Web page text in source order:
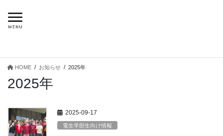
ン
ー
HOME お知らせ 2025年
2025年
2025-09-17
電生学部生向け情報